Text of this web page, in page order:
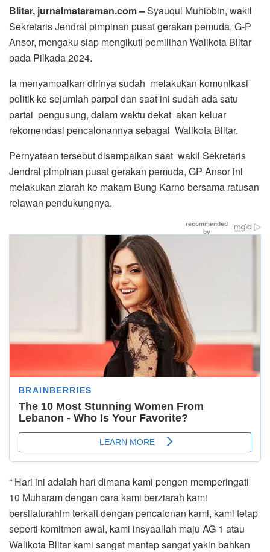
Blitar, jurnalmataraman.com –Syauqul Muhibbin, wakil
Sekretaris Jendral pimpinan pusat gerakan pemuda, G-P
Ansor, mengaku siap mengikuti pemilihan Walikota Blitar
pada Pilkada 2024.
Ia menyampaikan dirinya sudah melakukan komunikasi
politik ke sejumlah parpol dan saat ini sudah ada satu
partai pengusung, dalam waktu dekat akan keluar
rekomendasi pencalonannya sebagai Walikota Blitar.
Pernyataan tersebut disampaikan saat wakil Sekretaris
Jendral pimpinan pusat gerakan pemuda, GP Ansor ini
melakukan ziarah ke makam Bung Karno bersama ratusan
relawan pendukungnya.
“ Hari ini adalah hari dimana kami pengen memperingati
10 Muharam dengan cara kami berziarah kami
bersilaturahim terkait dengan pencalonan kami, kami tetap
seperti komitmen awal, kami insyaallah maju AG 1 atau
Walikota Blitar kami sangat mantap sangat yakin bahkan